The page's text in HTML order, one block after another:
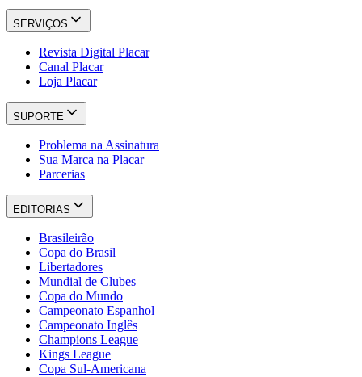
SERVIÇOS
Revista Digital Placar
Canal Placar
Loja Placar
SUPORTE
Problema na Assinatura
Sua Marca na Placar
Parcerias
EDITORIAS
Brasileirão
Copa do Brasil
Libertadores
Mundial de Clubes
Copa do Mundo
Campeonato Espanhol
Campeonato Inglês
Champions League
Kings League
Copa Sul-Americana